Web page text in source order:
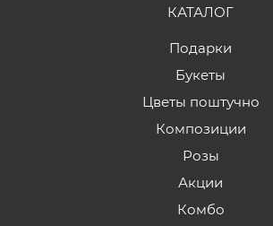
КАТАЛОГ
Подарки
Букеты
Цветы поштучно
Композиции
Розы
Акции
Комбо